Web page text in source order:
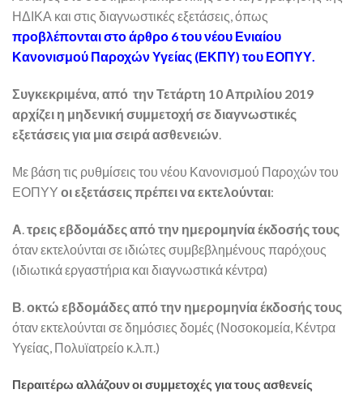
ΗΔΙΚΑ και στις διαγνωστικές εξετάσεις, όπως
προβλέπονται στο άρθρο 6 του νέου Ενιαίου
Κανονισμού Παροχών Υγείας (ΕΚΠΥ) του ΕΟΠΥΥ.
Συγκεκριμένα, από την Τετάρτη 10 Απριλίου 2019
αρχίζει η μηδενική συμμετοχή σε διαγνωστικές
εξετάσεις για μια σειρά ασθενειών.
Με βάση τις ρυθμίσεις του νέου Κανονισμού Παροχών του
ΕΟΠΥΥ οι εξετάσεις πρέπει να εκτελούνται:
Α.τρεις εβδομάδες από την ημερομηνία έκδοσής τους
όταν εκτελούνται σε ιδιώτες συμβεβλημένους παρόχους
(ιδιωτικά εργαστήρια και διαγνωστικά κέντρα)
Β οκτώ εβδομάδες από την ημερομηνία έκδοσής τους
όταν εκτελούνται σε δημόσιες δομές (Νοσοκομεία, Κέντρα
Υγείας, Πολυϊατρείο κ.λ.π.)
Περαιτέρω αλλάζουν οι συμμετοχές για τους ασθενείς